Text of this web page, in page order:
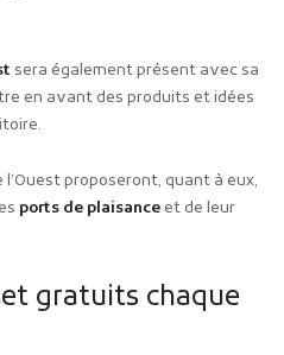
sera également présent avec sa
en avant des produits et idées
proposeront, quant à eux,
ports de plaisanceet de leur
gratuits chaque